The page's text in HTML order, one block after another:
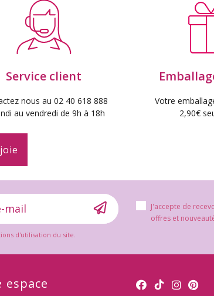
Service client
nous au 02 40 618 888
au vendredi de 9h à 18h
Votre
2,90€
J'accepte de
offres et
d'utilisation du site.
espace